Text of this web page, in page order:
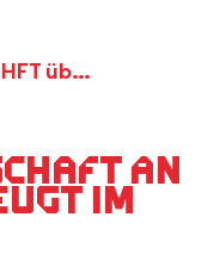
Betriebswirtschaft an der HFT überzeugt im CHE-Ranking
an
im